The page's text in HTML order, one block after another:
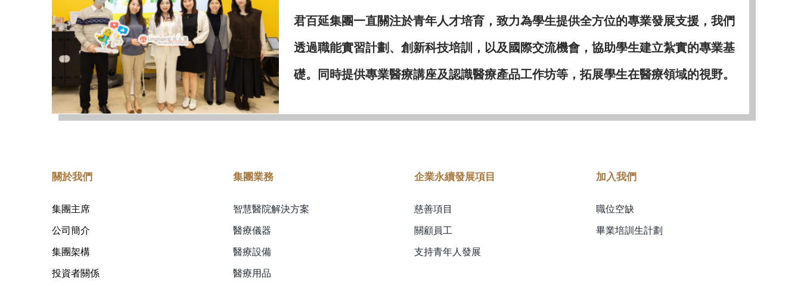
君百延集團一直關注於青年人才培育，致力為學生提供全方位的專業發展支援，我們
透過職能實習計劃、創新科技培訓，以及國際交流機會，協助學生建立紮實的專業基
礎。同時提供專業醫療講座及認識醫療產品工作坊等，拓展學生在醫療領域的視野。
關於我們
集團主席
公司簡介
集團架構
投資者關係
集團業務
智慧醫院解決方案
醫療儀器
醫療設備
醫療用品
企業永續發展項目
慈善項目
關顧員工
支持青年人發展
加入我們
職位空缺
畢業培訓生計劃